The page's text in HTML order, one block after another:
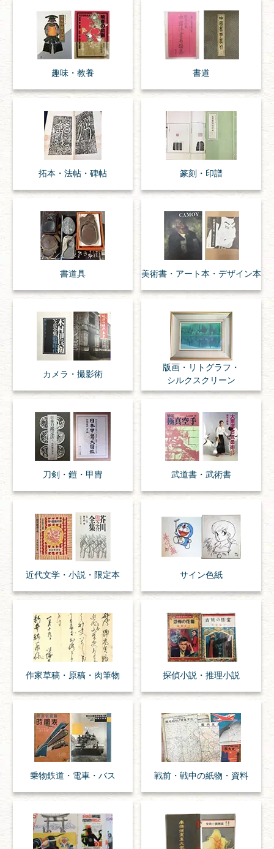
趣味・ 教養 書道
拓本・法帖・ 碑帖 篆刻・印譜
書道具 美術書・アート本・ デザイン本
カメラ・撮影術
版画・リトグラフ・
シルクスクリーン
刀剣・ 鎧・ 甲冑 武道書・ 武術書
近代文学・ 小説・限定本 サイン色紙
作家草稿・原稿・ 肉筆物 探偵小説・ 推理小説
乗物鉄道・ 電車・ バス 戦前・戦中の紙物・資料